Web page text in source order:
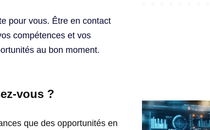
pour vous. Être en contact
compétences et vos
au bon moment.
vous ?
que des opportunités en